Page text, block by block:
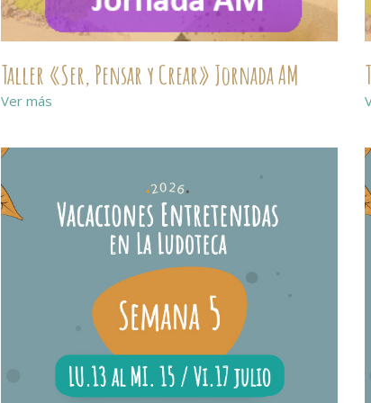
Taller «Ser, Pensar y Crear» Jornada AM
Ver más